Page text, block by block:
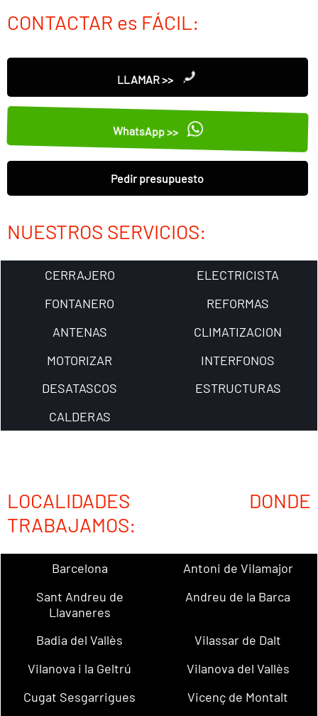
CONTACTAR es FÁCIL:
LLAMAR >>
WhatsApp >>
Pedir presupuesto
NUESTROS SERVICIOS:
CERRAJERO
ELECTRICISTA
FONTANERO
REFORMAS
ANTENAS
CLIMATIZACION
MOTORIZAR
INTERFONOS
DESATASCOS
ESTRUCTURAS
CALDERAS
LOCALIDADES DONDE
TRABAJAMOS:
Barcelona
Antoni de Vilamajor
Sant Andreu de
Llavaneres
Andreu de la Barca
Badia del Vallès
Vilassar de Dalt
Vilanova i la Geltrú
Vilanova del Vallès
Cugat Sesgarrigues
Vicenç de Montalt